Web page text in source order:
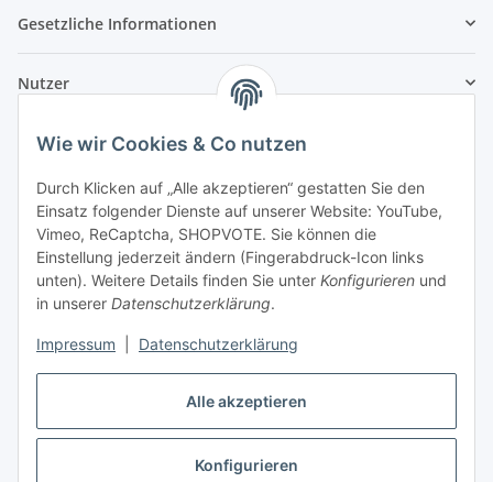
Alle akzeptieren
Konfigurieren
Wie wir Cookies & Co nutzen
Durch Klicken auf „Alle akzeptieren“ gestatten Sie den
Einsatz folgender Dienste auf unserer Website: YouTube,
Vimeo, ReCaptcha, SHOPVOTE. Sie können die
Einstellung jederzeit ändern (Fingerabdruck-Icon links
unten). Weitere Details finden Sie unter Konfigurieren und
in unserer Datenschutzerklärung.
Impressum Datenschutzerklärung
Gesetzliche Informationen
Nutzer